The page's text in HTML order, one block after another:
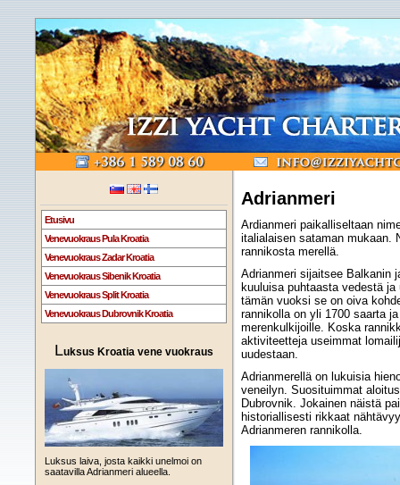
Etusivu
Venevuokraus Pula Kroatia
Venevuokraus Zadar Kroatia
Venevuokraus Sibenik Kroatia
Venevuokraus Split Kroatia
Venevuokraus Dubrovnik Kroatia
Luksus Kroatia vene vuokraus
Luksus laiva, josta kaikki unelmoi on
saatavilla Adrianmeri alueella.
Adrianmeri
Ardianmeri paikalliseltaan
italialaisen sataman mukaan.
rannikosta merellä.
Adrianmeri sijaitsee Balkanin
kuuluisa puhtaasta vedestä
tämän vuoksi se on oiva
rannikolla on yli 1700 saarta
merenkulkijoille. Koska
aktiviteetteja useimmat
uudestaan.
Adrianmerellä on lukuisia
veneilyn. Suosituimmat
Dubrovnik. Jokainen näistä
historiallisesti rikkaat
Adrianmeren rannikolla.